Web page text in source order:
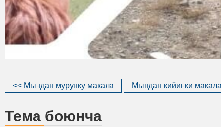
<< Мындан мурунку макала Мындан кийинки
Тема боюнча